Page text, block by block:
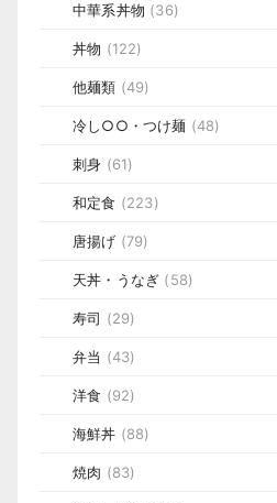
中華系丼物 (36)
丼物 (122)
他麺類 (49)
冷し○○・つけ麺 (48)
刺身 (61)
和定食 (223)
唐揚げ (79)
天丼・うなぎ (58)
寿司 (29)
弁当 (43)
洋食 (92)
海鮮丼 (88)
焼肉 (83)